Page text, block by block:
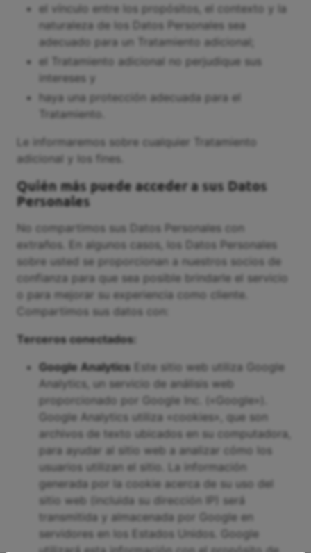
el vínculo entre los propósitos, el contexto y la
naturaleza de los Datos Personales sea
adecuado para un Tratamiento adicional;
el Tratamiento adicional no perjudique sus
intereses y
haya una protección adecuada para el
Tratamiento.
Le informaremos sobre cualquier Tratamiento
adicional y los fines.
Quién más puede acceder a sus Datos
Personales
No compartimos sus Datos Personales con
extraños. En algunos casos, los Datos Personales
sobre usted se proporcionan a nuestros socios de
confianza para que sea posible brindarle el servicio
o para mejorar su experiencia como cliente.
Compartimos sus datos con:
Terceros conectados:
Google Analytics Este sitio web utiliza Google
Analytics, un servicio de análisis web
proporcionado por Google Inc. («Google»).
Google Analytics utiliza «cookies», que son
archivos de texto ubicados en su computadora,
para ayudar al sitio web a analizar cómo los
usuarios utilizan el sitio. La información
generada por la cookie acerca de su uso del
sitio web (incluida su dirección IP) será
transmitida y almacenada por Google en
servidores en los Estados Unidos. Google
utilizará esta información con el propósito de